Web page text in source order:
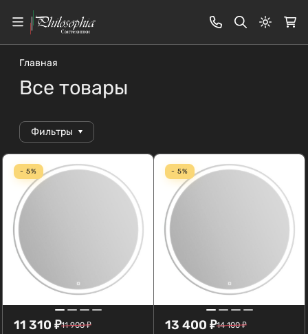
Главная
Все товары
Фильтры
- 5%
11 310 ₽11 900 ₽
- 5%
13 400 ₽14 100 ₽